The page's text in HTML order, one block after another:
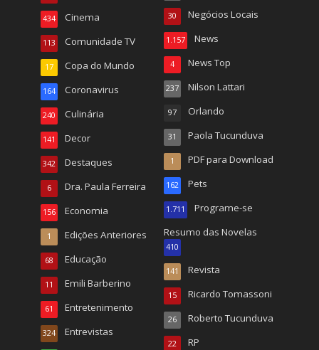
Cinema
434
Comunidade TV
113
Copa do Mundo
17
Coronavirus
164
Culinária
240
Decor
141
Destaques
342
Dra. Paula Ferreira
6
Economia
156
Edições Anteriores
1
Educação
68
Emili Barberino
11
Entretenimento
61
Entrevistas
324
Negócios Locais
30
News
1.157
News Top
4
Nilson Lattari
237
Orlando
97
Paola Tucunduva
31
PDF para Download
1
Pets
162
Programe-se
1.711
Resumo das Novelas
410
Revista
141
Ricardo Tomassoni
15
Roberto Tucunduva
26
RP
22